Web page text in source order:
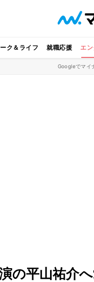
ク＆ライフ 就職応援 エ
Googleでマイ
の平山祐介